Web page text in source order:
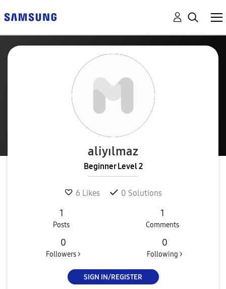
aliyılmaz
Beginner Level 2
6 Likes 0 Solutions
1
Posts
1
Comments
0
Followers >
0
Following >
SIGN IN/REGISTER